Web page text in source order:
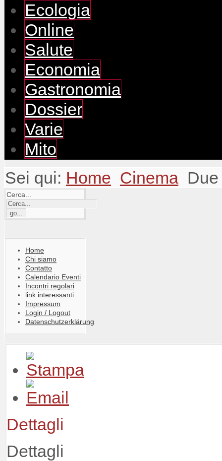
Ecologia
Online
Salute
Economia
Gastronomia
Dossier
Varie
Mito
Sei qui: Home Cinema
Cerca...
Home
Chi siamo
Contatto
Calendario Eventi
Incontri regolari
link interessanti
Impressum
Login / Logout
Datenschutzerklärung
Dettagli
Dettagli